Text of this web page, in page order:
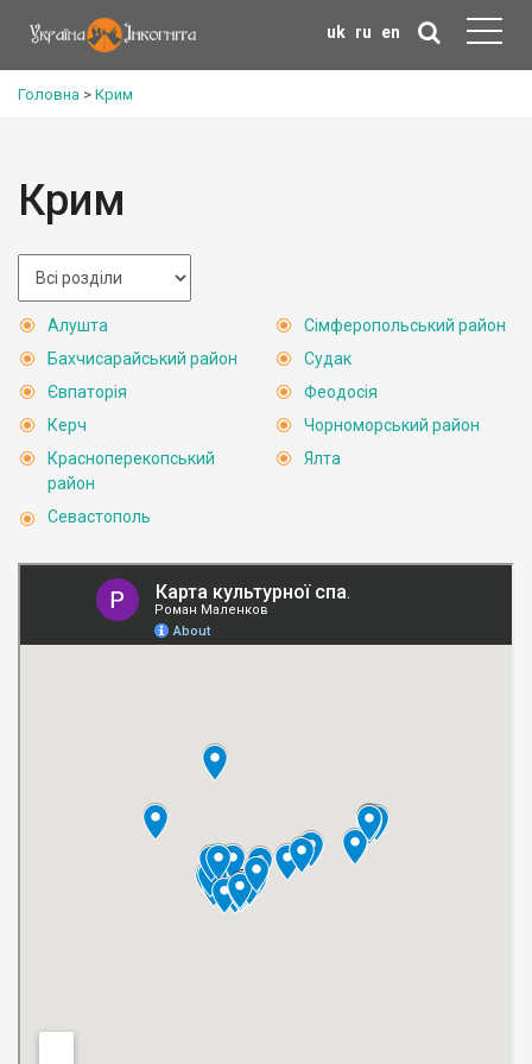
uk ru en
Головна > Крим
Крим
Алушта
Бахчисарайський район
Євпаторія
Керч
Красноперекопський
район
Севастополь
Сімферопольський район
Судак
Феодосія
Чорноморський район
Ялта